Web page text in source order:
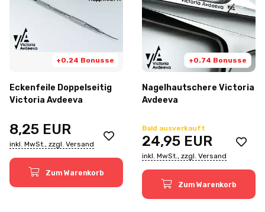
+0.24 Bonusse
Eckenfeile Doppelseitig
Victoria Avdeeva
8,25 EUR
inkl. MwSt., zzgl. Versand
Zum Warenkorb
+0.74 Bonusse
Nagelhautschere Victoria
Avdeeva
Bald ausverkauft
24,95 EUR
inkl. MwSt., zzgl. Versand
Zum Warenkorb